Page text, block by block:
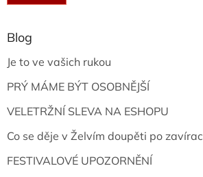
Blog
Je to ve vašich rukou
PRÝ MÁME BÝT OSOBNĚJŠÍ
VELETRŽNÍ SLEVA NA ESHOPU
Co se děje v Želvím doupěti po
FESTIVALOVÉ UPOZORNĚNÍ